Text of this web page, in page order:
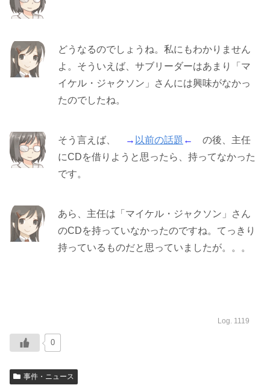
どうなるのでしょうね。私にもわかりません
よ。そういえば、サブリーダーはあまり「マ
イケル・ジャクソン」さんには興味がなかっ
たのでしたね。
そう言えば、 → 以前の話題 ←
の後、主任
にCDを借りようと思ったら、持ってなかった
です。
あら、主任は「マイケル・ジャクソン」さん
のCDを持っていなかったのですね。てっきり
持っているものだと思っていましたが。。。
Log. 1119
0
事件・ニュース